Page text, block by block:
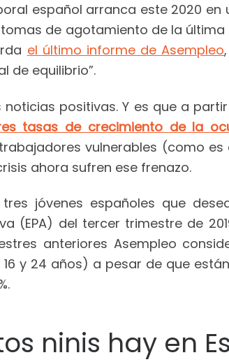
español arranca este 2020
de agotamiento de la última
el último informe de Asempleo
de equilibrio”.
positivas. Y es que a
tasas de crecimiento de la
vulnerables (como
ahora sufren ese frenazo.
jóvenes españoles que
(EPA) del tercer trimestre de
anteriores Asempleo
y 24 años) a pesar de que
ninis hay en